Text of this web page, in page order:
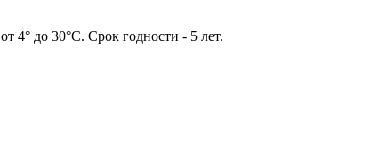
4° до 30°C. Срок годности - 5 лет.